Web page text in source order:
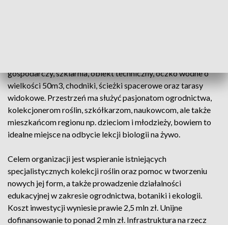
gospodarczy, szklarnia, obiekt techniczny, oczko wodne o
wielkości 50m3, chodniki, ścieżki spacerowe oraz tarasy
widokowe. Przestrzeń ma służyć pasjonatom ogrodnictwa,
kolekcjonerom roślin, szkółkarzom, naukowcom, ale także
mieszkańcom regionu np. dzieciom i młodzieży, bowiem to
idealne miejsce na odbycie lekcji biologii na żywo.
Celem organizacji jest wspieranie istniejących
specjalistycznych kolekcji roślin oraz pomoc w tworzeniu
nowych jej form, a także prowadzenie działalności
edukacyjnej w zakresie ogrodnictwa, botaniki i ekologii.
Koszt inwestycji wyniesie prawie 2,5 mln zł. Unijne
dofinansowanie to ponad 2 mln zł. Infrastruktura na rzecz